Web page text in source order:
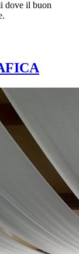
dove il buon